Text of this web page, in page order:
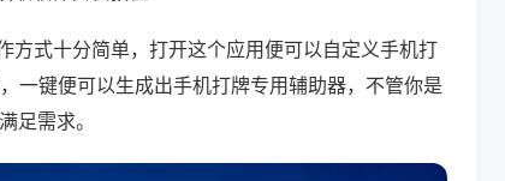
方式十分简单，打开这个应用便可以自定义手机打
一键便可以生成出手机打牌专用辅助器，不管你是
足需求。